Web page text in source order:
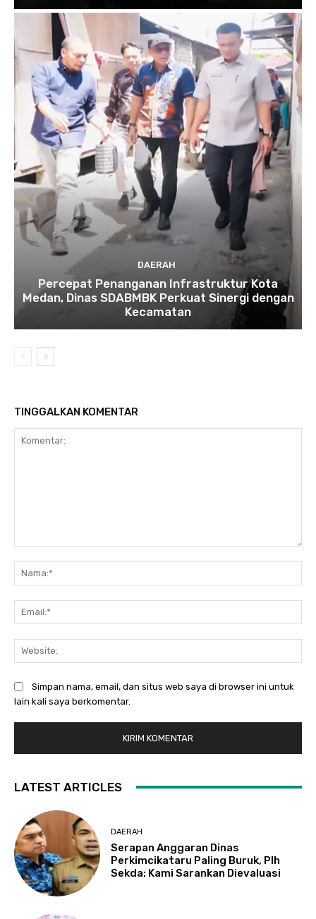
DAERAH
Percepat Penanganan Infrastruktur Kota
Medan, Dinas SDABMBK Perkuat Sinergi dengan
Kecamatan
TINGGALKAN KOMENTAR
Simpan nama, email, dan situs web saya di browser ini untuk
lain kali saya berkomentar.
LATEST ARTICLES
DAERAH
Serapan Anggaran Dinas
Perkimcikataru Paling Buruk, Plh
Sekda: Kami Sarankan Dievaluasi